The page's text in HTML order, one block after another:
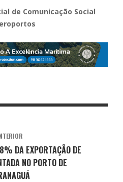
de Comunicação Social
DA EXPORTAÇÃO DE
NO PORTO DE